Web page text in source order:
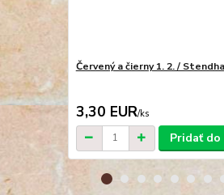
Červený a čierny 1. 2. /
3,30 EUR/ks
Pridať do